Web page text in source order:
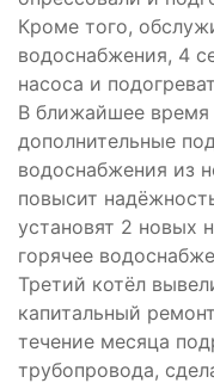
Кроме того,
водоснабжения, 4
насоса и
В ближайшее время
дополнительные
водоснабжения из
повысит
установят 2 новых
горячее
Третий котёл
капитальный
течение месяца
трубопровода,